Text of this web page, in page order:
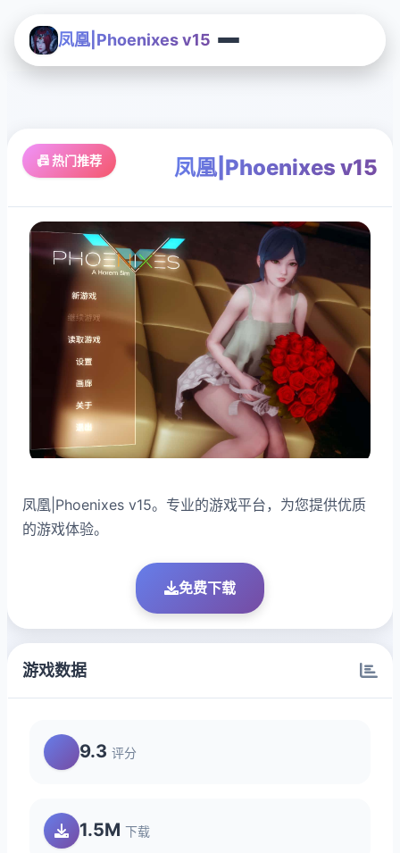
凤凰|Phoenixes v15
📠 热门推荐 凤凰|Phoenixes v15
凤凰|Phoenixes v15。专业的游戏平台，为您提供优质
的游戏体验。
免费下载
游戏数据
9.3 评分
1.5M 下载